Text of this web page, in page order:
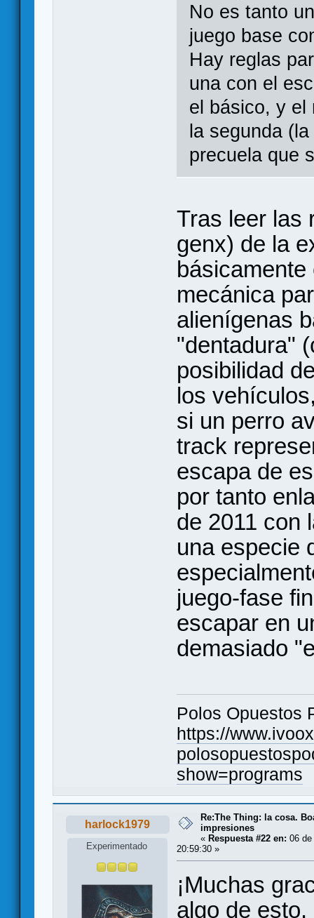
No es tanto
juego base
Hay reglas
una con el
el básico, y el
la segunda
precuela que
Tras leer las
genx) de la
mecánica
alienígenas
"dentadura"
posibilidad
los
si un perro
track
escapa de
por tanto
de 2011 con
una especie
juego-fase
escapar en
demasiado
Polos Opuestos
https://
show=programs
harlock1979
Experimentado
Re:The Thing: la cosa.
impresiones
« Respuesta #22 en: 06
20:59:30 »
¡Muchas
algo de